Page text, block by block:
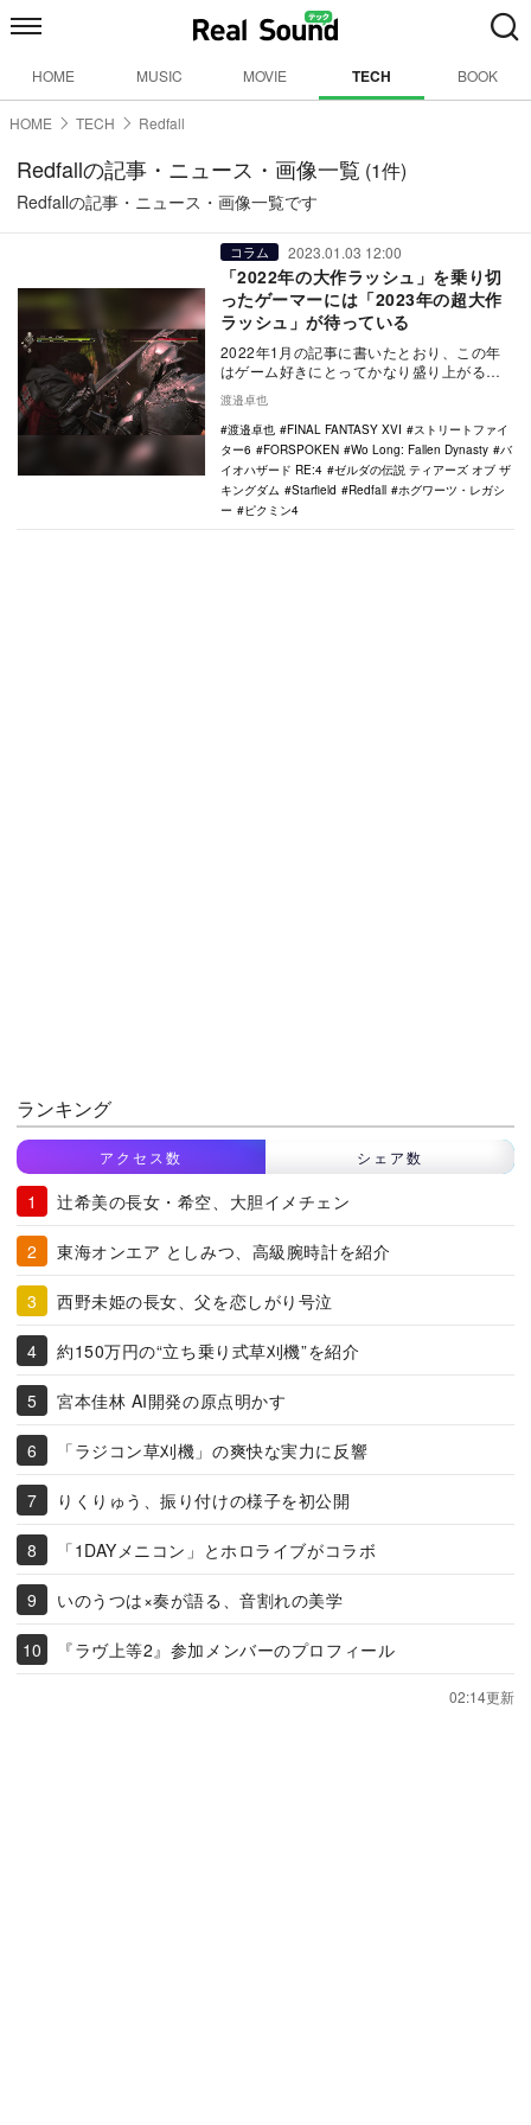
HOME MUSIC MOVIE TECH BOOK
HOME TECH Redfall
Redfallの記事・ニュース・画像一覧 (1件)
Redfallの記事・ニュース・画像一覧です
コラム 2023.01.03 12:00
「2022年の大作ラッシュ」を乗り切
ったゲーマーには「2023年の超大作
ラッシュ」が待っている
2022年1月の記事に書いたとおり、この年
はゲーム好きにとってかなり盛り上がる年
渡邉卓也
渡邉卓也
FINAL FANTASY XVI
ストリートファイ
ター6
FORSPOKEN Wo Long: Fallen Dynasty
バ
イオハザード RE:4
ゼルダの伝説 ティアーズ オブ ザ
キングダム
Starfield Redfall
ホグワーツ・レガシ
ー
ピクミン4
ランキング
アクセス数 シェア数
辻希美の長女・希空、大胆イメチェン
東海オンエア としみつ、高級腕時計を紹介
西野未姫の長女、父を恋しがり号泣
約150万円の“立ち乗り式草刈機”を紹介
宮本佳林 AI開発の原点明かす
「ラジコン草刈機」の爽快な実力に反響
りくりゅう、振り付けの様子を初公開
「1DAYメニコン」とホロライブがコラボ
いのうつは×奏が語る、音割れの美学
『ラヴ上等2』参加メンバーのプロフィール
02:14更新